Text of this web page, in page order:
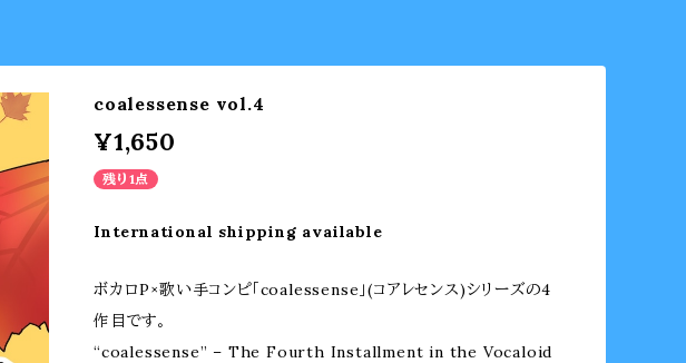
coalessense vol.4
¥1,650
残り1点
International shipping available
ボカロP×歌い手コンピ「coalessense」(コアレセンス)シリーズの4
作目です。
“coalessense” – The Fourth Installment in the Vocaloid